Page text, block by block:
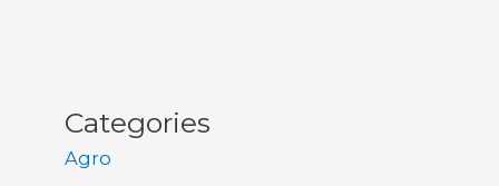
Categories
Agro